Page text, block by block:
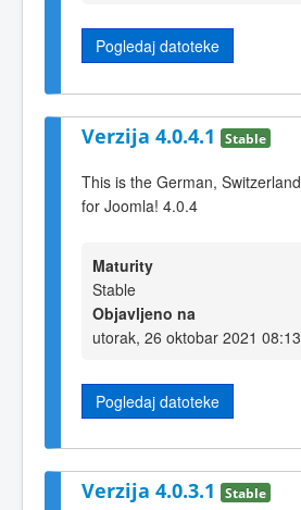
Pogledaj datoteke
Verzija 4.0.4.1 Stable
This is the German,
for Joomla! 4.0.4
Maturity
Stable
Objavljeno na
utorak, 26 oktobar 2021 08:13
Pogledaj datoteke
Verzija 4.0.3.1 Stable